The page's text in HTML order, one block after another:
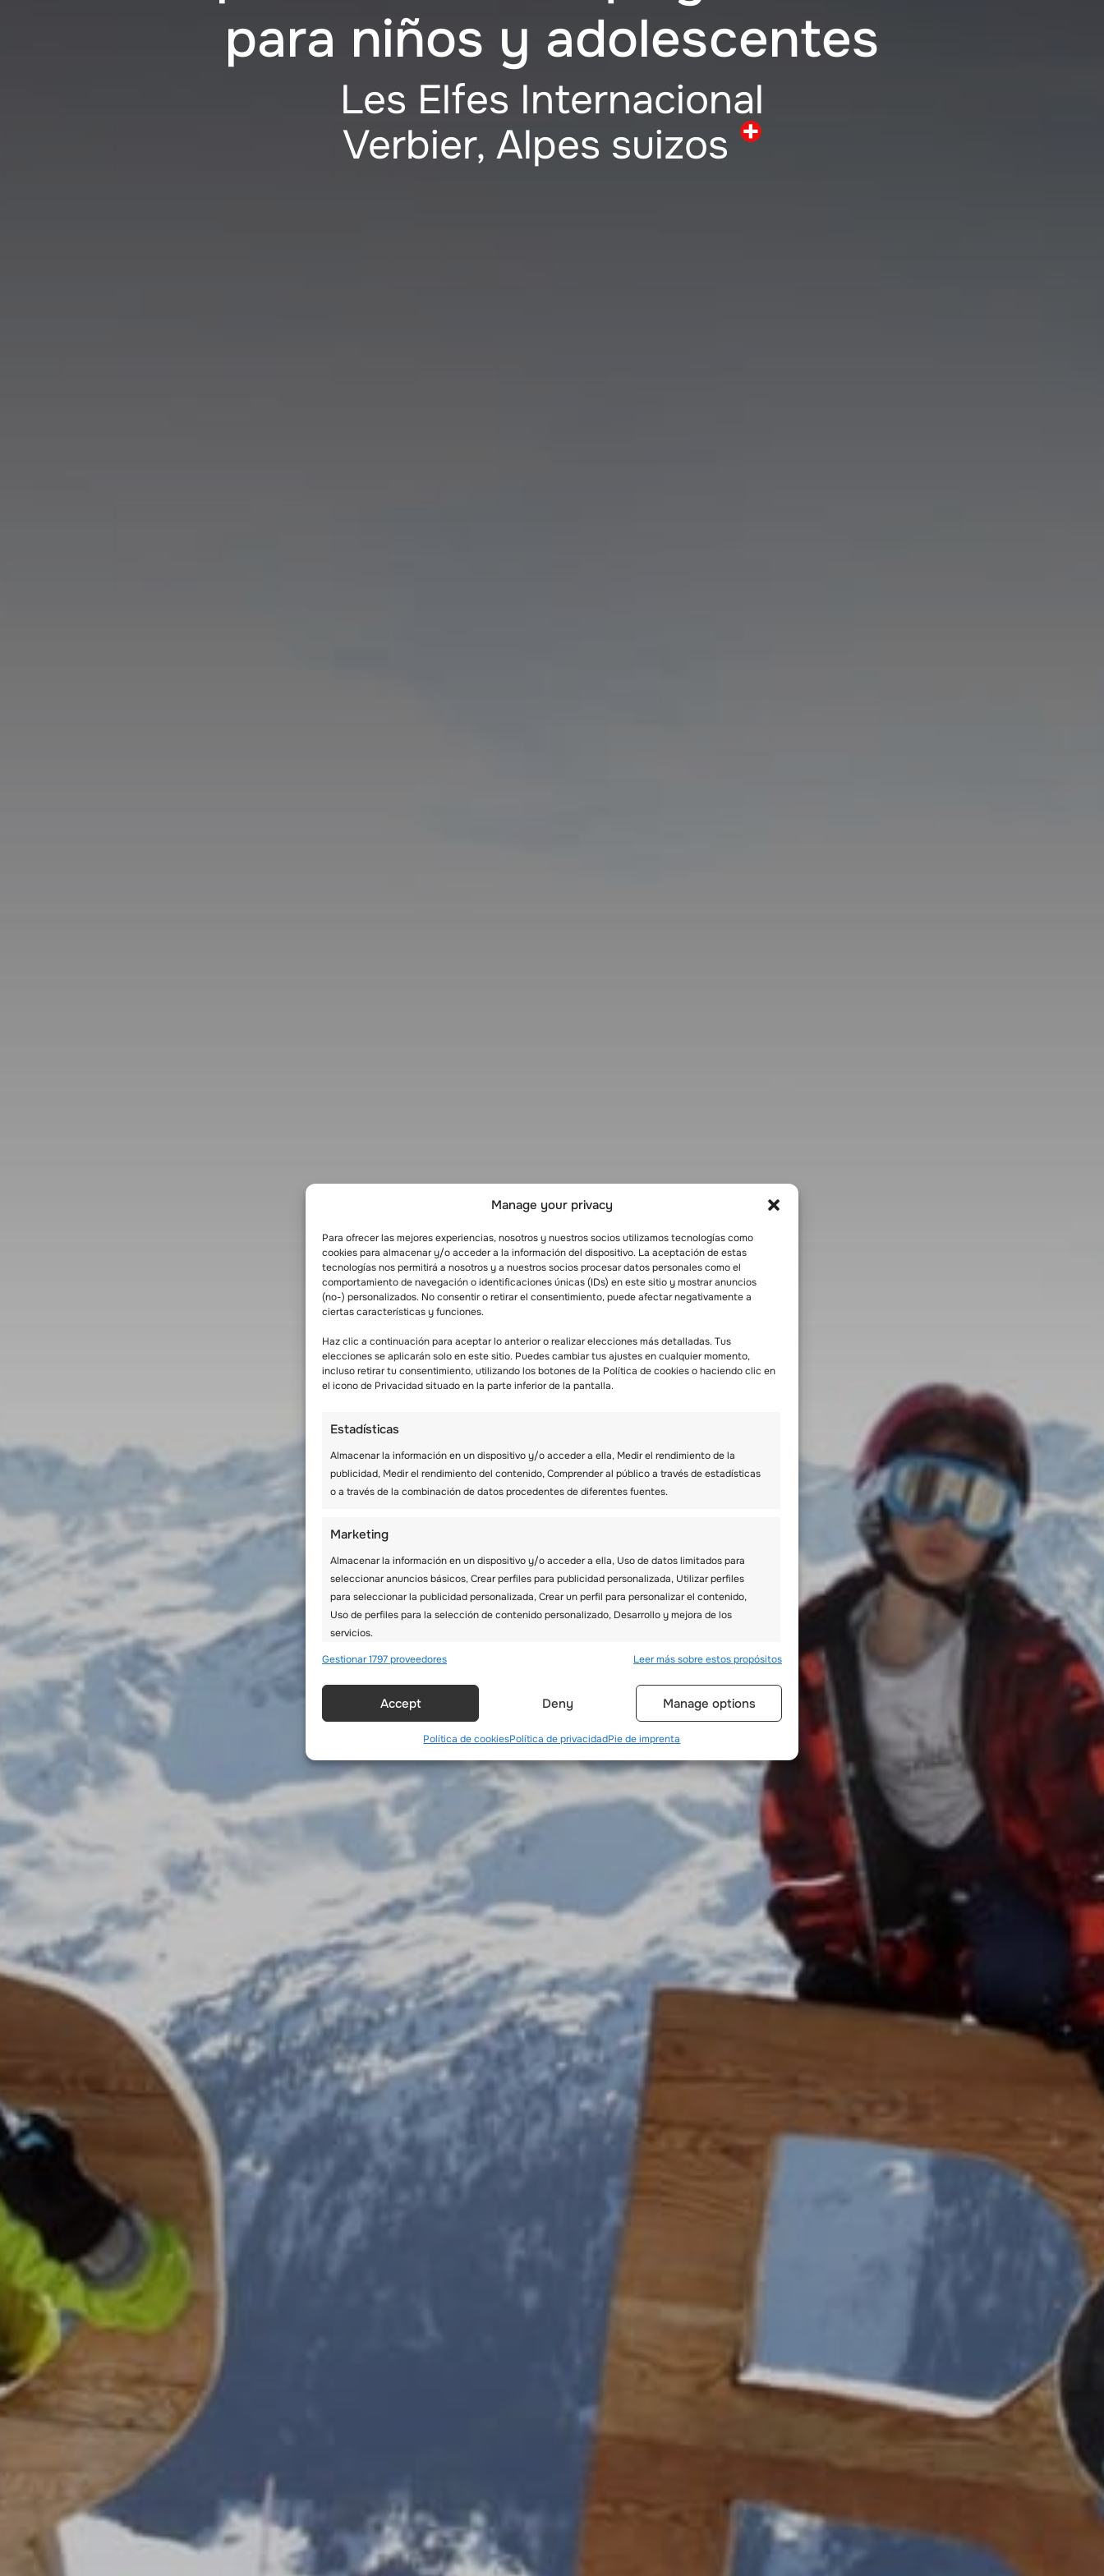
Manage your privacy
Para ofrecer las mejores experiencias, nosotros y nuestros socios utilizamos tecnologías como
cookies para almacenar y/o acceder a la información del dispositivo. La aceptación de estas
tecnologías nos permitirá a nosotros y a nuestros socios procesar datos personales como el
comportamiento de navegación o identificaciones únicas (IDs) en este sitio y mostrar anuncios
(no-) personalizados. No consentir o retirar el consentimiento, puede afectar negativamente a
ciertas características y funciones.
Haz clic a continuación para aceptar lo anterior o realizar elecciones más detalladas. Tus
elecciones se aplicarán solo en este sitio. Puedes cambiar tus ajustes en cualquier momento,
incluso retirar tu consentimiento, utilizando los botones de la Política de cookies o haciendo clic en
el icono de Privacidad situado en la parte inferior de la pantalla.
Estadísticas
Almacenar la información en un dispositivo y/o acceder a ella, Medir el rendimiento de la
publicidad, Medir el rendimiento del contenido, Comprender al público a través de estadísticas
o a través de la combinación de datos procedentes de diferentes fuentes.
Marketing
Almacenar la información en un dispositivo y/o acceder a ella, Uso de datos limitados para
seleccionar anuncios básicos, Crear perfiles para publicidad personalizada, Utilizar perfiles
para seleccionar la publicidad personalizada, Crear un perfil para personalizar el contenido,
Uso de perfiles para la selección de contenido personalizado, Desarrollo y mejora de los
servicios.
Cotejo y combinación de datos procedentes de otras fuentes de información,
Vincular diferentes dispositivos, Identificación de dispositivos en función de la
información transmitida de forma automática.
Utilizar datos de localización geográfica precisa, Identificar los dispositivos
en función de la información solicitada activamente.
Garantizar la seguridad, evitar y detectar fraudes, y eliminar
fallos, Ofrecer y presentar publicidad y contenido, Guardar y
comunicar las preferencias de privacidad.
Siempre activo
Gestionar 1797 proveedores Leer más sobre estos propósitos
Accept Deny Manage options
Política de cookiesPolítica de privacidadPie de imprenta
para niños y adolescentes
Les Elfes Internacional
Verbier, Alpes suizos